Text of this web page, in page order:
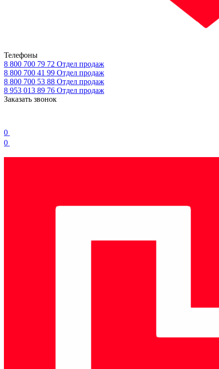
Телефоны
8 800 700 79 72 Отдел продаж
8 800 700 41 99 Отдел продаж
8 800 700 53 88 Отдел продаж
8 953 013 89 76 Отдел продаж
Заказать звонок
0
0